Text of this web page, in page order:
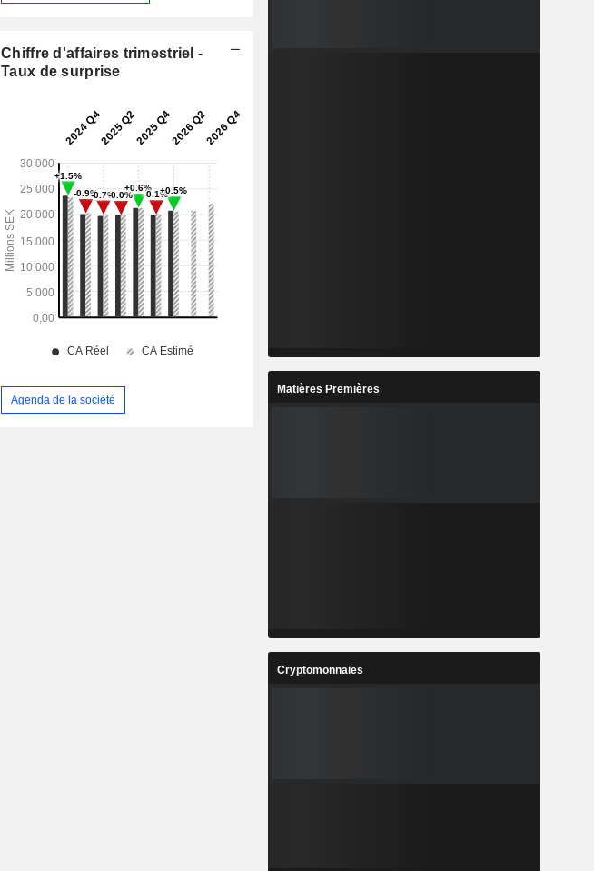
Chiffre d'affaires trimestriel -
Taux de surprise
Agenda de la société
Matières Premières
Cryptomonnaies